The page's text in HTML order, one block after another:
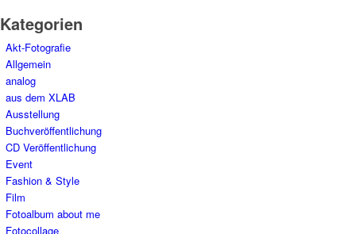
Kategorien
Akt-Fotografie
Allgemein
analog
aus dem XLAB
Ausstellung
Buchveröffentlichung
CD Veröffentlichung
Event
Fashion & Style
Film
Fotoalbum about me
Fotocollage